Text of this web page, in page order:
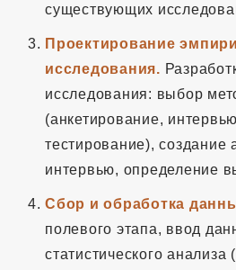
существующих
Проектирование
исследования.
исследования: выбор
(анкетирование,
тестирование), создание
интервью, определение
Сбор и обработка
полевого этапа, ввод
статистического анализа